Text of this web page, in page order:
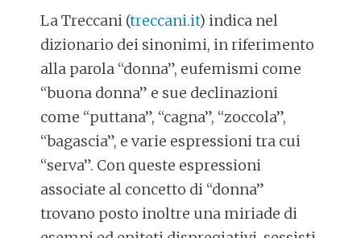
La Treccani (treccani.it) indica nel
dizionario dei sinonimi, in riferimento
alla parola “donna”, eufemismi come
“buona donna” e sue declinazioni
come “puttana”, “cagna”, “zoccola”,
“bagascia”, e varie espressioni tra cui
“serva”. Con queste espressioni
associate al concetto di “donna”
trovano posto inoltre una miriade di